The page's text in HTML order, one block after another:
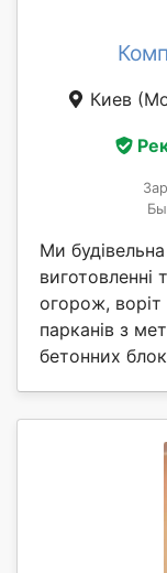
Киев
Ми
виготовленні
огорож,
парканів з
бетонних